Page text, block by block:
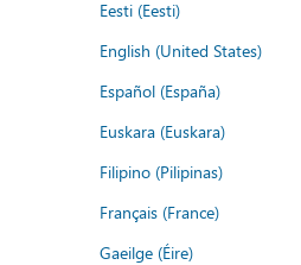
Eesti (Eesti)
English (United States)
Español (España)
Euskara (Euskara)
Filipino (Pilipinas)
Français (France)
Gaeilge (Éire)